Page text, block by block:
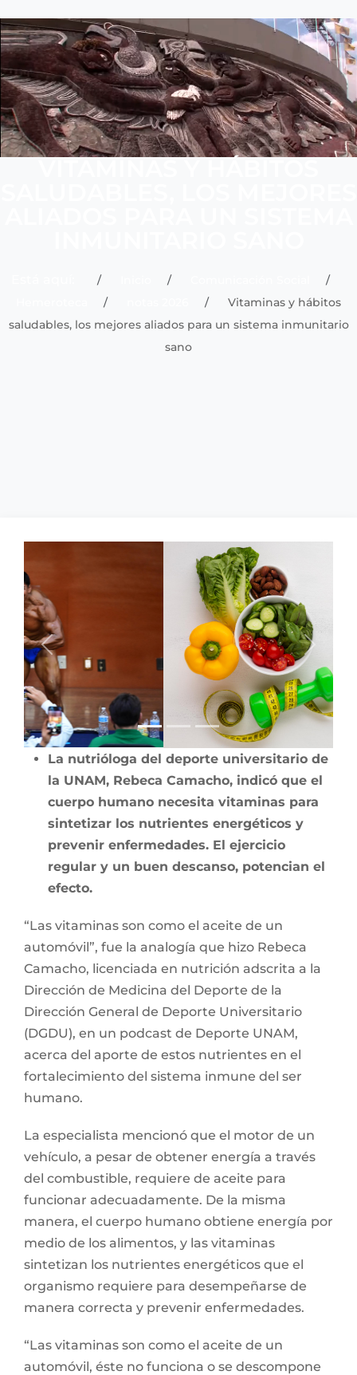
Vitaminas y hábitos
saludables, los mejores aliados para un sistema inmunitario
sano
La nutrióloga del deporte universitario de
la UNAM, Rebeca Camacho, indicó que el
cuerpo humano necesita vitaminas para
sintetizar los nutrientes energéticos y
prevenir enfermedades. El ejercicio
regular y un buen descanso, potencian el
efecto.
“Las vitaminas son como el aceite de un
automóvil”, fue la analogía que hizo Rebeca
Camacho, licenciada en nutrición adscrita a la
Dirección de Medicina del Deporte de la
Dirección General de Deporte Universitario
(DGDU), en un podcast de Deporte UNAM,
acerca del aporte de estos nutrientes en el
fortalecimiento del sistema inmune del ser
humano.
La especialista mencionó que el motor de un
vehículo, a pesar de obtener energía a través
del combustible, requiere de aceite para
funcionar adecuadamente. De la misma
manera, el cuerpo humano obtiene energía por
medio de los alimentos, y las vitaminas
sintetizan los nutrientes energéticos que el
organismo requiere para desempeñarse de
manera correcta y prevenir enfermedades.
“Las vitaminas son como el aceite de un
automóvil, éste no funciona o se descompone